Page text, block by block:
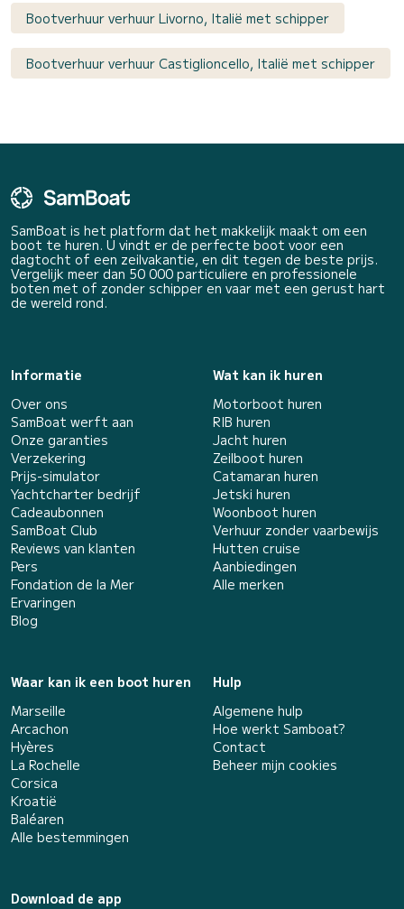
Bootverhuur verhuur Livorno, Italië met schipper
Bootverhuur verhuur Castiglioncello, Italië met schipper
SamBoat is het platform dat het makkelijk maakt om een
boot te huren. U vindt er de perfecte boot voor een
dagtocht of een zeilvakantie, en dit tegen de beste prijs.
Vergelijk meer dan 50 000 particuliere en professionele
boten met of zonder schipper en vaar met een gerust hart
de wereld rond.
Informatie
Over ons
SamBoat werft aan
Onze garanties
Verzekering
Prijs-simulator
Yachtcharter bedrijf
Cadeaubonnen
SamBoat Club
Reviews van klanten
Pers
Fondation de la Mer
Ervaringen
Blog
Wat kan ik huren
Motorboot huren
RIB huren
Jacht huren
Zeilboot huren
Catamaran huren
Jetski huren
Woonboot huren
Verhuur zonder vaarbewijs
Hutten cruise
Aanbiedingen
Alle merken
Waar kan ik een boot huren
Marseille
Arcachon
Hyères
La Rochelle
Corsica
Kroatië
Baléaren
Alle bestemmingen
Hulp
Algemene hulp
Hoe werkt Samboat?
Contact
Beheer mijn cookies
Download de app